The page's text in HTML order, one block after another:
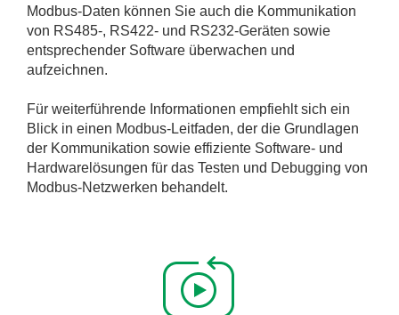
Modbus-Daten können Sie auch die Kommunikation
von RS485-, RS422- und RS232-Geräten sowie
entsprechender Software überwachen und
aufzeichnen.
Für weiterführende Informationen empfiehlt sich ein
Blick in einen Modbus-Leitfaden, der die Grundlagen
der Kommunikation sowie effiziente Software- und
Hardwarelösungen für das Testen und Debugging von
Modbus-Netzwerken behandelt.